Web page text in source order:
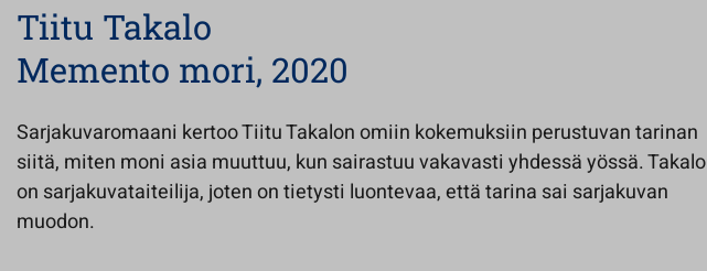
Tiitu Takalo
Memento mori, 2020
Sarjakuvaromaani kertoo Tiitu Takalon omiin kokemuksiin perustuvan tarinan
siitä, miten moni asia muuttuu, kun sairastuu vakavasti yhdessä yössä. Takalo
on sarjakuvataiteilija, joten on tietysti luontevaa, että tarina sai sarjakuvan
muodon.